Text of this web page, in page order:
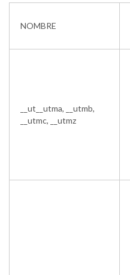
NOMBRE
__ut__utma, __utmb,
__utmc, __utmz